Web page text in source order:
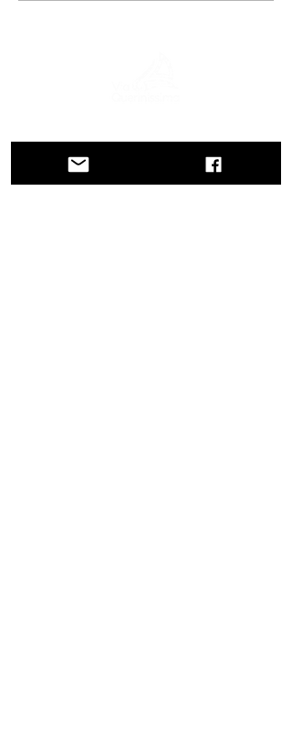
atemberaubende Landschaften. Via
Querinissima zeichnet die
außergewöhnliche Reise von Pietro